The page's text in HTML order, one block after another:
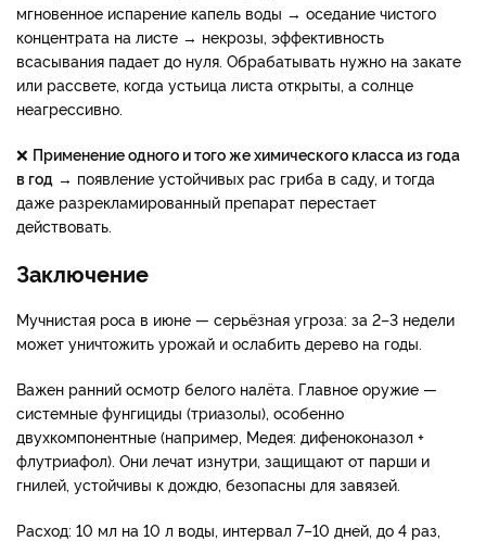
мгновенное испарение капель воды → оседание чистого
концентрата на листе → некрозы, эффективность
всасывания падает до нуля. Обрабатывать нужно на закате
или рассвете, когда устьица листа открыты, а солнце
неагрессивно.
❌ Применение одного и того же химического класса из года
в год → появление устойчивых рас гриба в саду, и тогда
даже разрекламированный препарат перестает
действовать.
Заключение
Мучнистая роса в июне — серьёзная угроза: за 2–3 недели
может уничтожить урожай и ослабить дерево на годы.
Важен ранний осмотр белого налёта. Главное оружие —
системные фунгициды (триазолы), особенно
двухкомпонентные (например, Медея: дифеноконазол +
флутриафол). Они лечат изнутри, защищают от парши и
гнилей, устойчивы к дождю, безопасны для завязей.
Расход: 10 мл на 10 л воды, интервал 7–10 дней, до 4 раз,